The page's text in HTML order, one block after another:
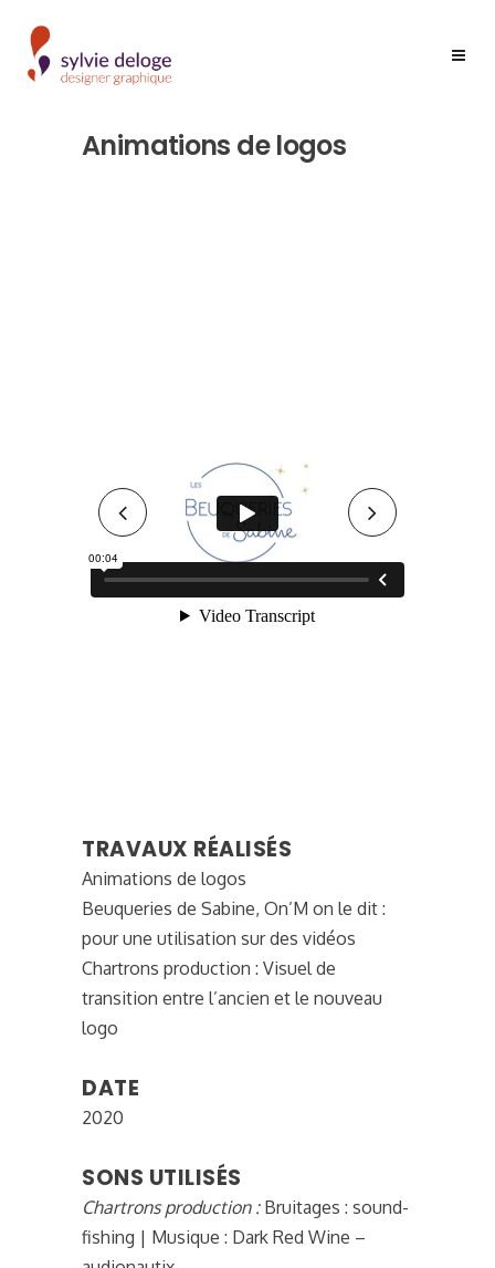
Animations de logos
TRAVAUX RÉALISÉS
Animations de logos
Beuqueries de Sabine, On’M on le dit :
pour une utilisation sur des vidéos
Chartrons production : Visuel de
transition entre l’ancien et le nouveau
logo
DATE
2020
SONS UTILISÉS
Chartrons production :Bruitages : sound-
fishing | Musique : Dark Red Wine –